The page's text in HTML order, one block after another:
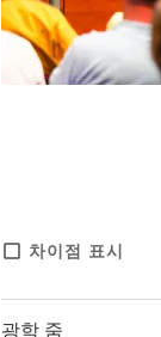
선명한
AXIS V59
차이점 표시
광학 줌